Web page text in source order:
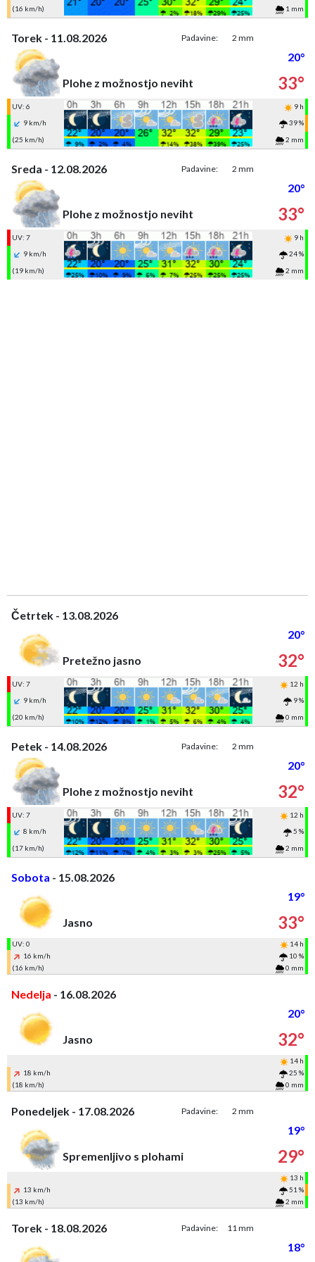
(16 km/h) 1 mm
Torek - 11.08.2026 Padavine: 2 mm
20°
Plohe z možnostjo neviht
33°
UV: 6
9 h
9 km/h
39 %
(25 km/h)
2 mm
Sreda - 12.08.2026 Padavine: 2 mm
20°
Plohe z možnostjo neviht
33°
UV: 7
9 h
9 km/h
24 %
(19 km/h)
2 mm
Četrtek - 13.08.2026
20°
Pretežno jasno
32°
UV: 7
12 h
9 km/h
9 %
(20 km/h)
0 mm
Petek - 14.08.2026 Padavine: 2 mm
20°
Plohe z možnostjo neviht
32°
UV: 7
12 h
8 km/h
5 %
(17 km/h)
2 mm
Sobota - 15.08.2026
19°
Jasno
33°
UV: 0
14 h
16 km/h
10 %
(16 km/h)
0 mm
Nedelja - 16.08.2026
20°
Jasno
32°
14 h
18 km/h
25 %
(18 km/h)
0 mm
Ponedeljek - 17.08.2026 Padavine: 2 mm
19°
Spremenljivo s plohami
29°
13 h
13 km/h
51 %
(13 km/h)
2 mm
Torek - 18.08.2026 Padavine: 11 mm
18°